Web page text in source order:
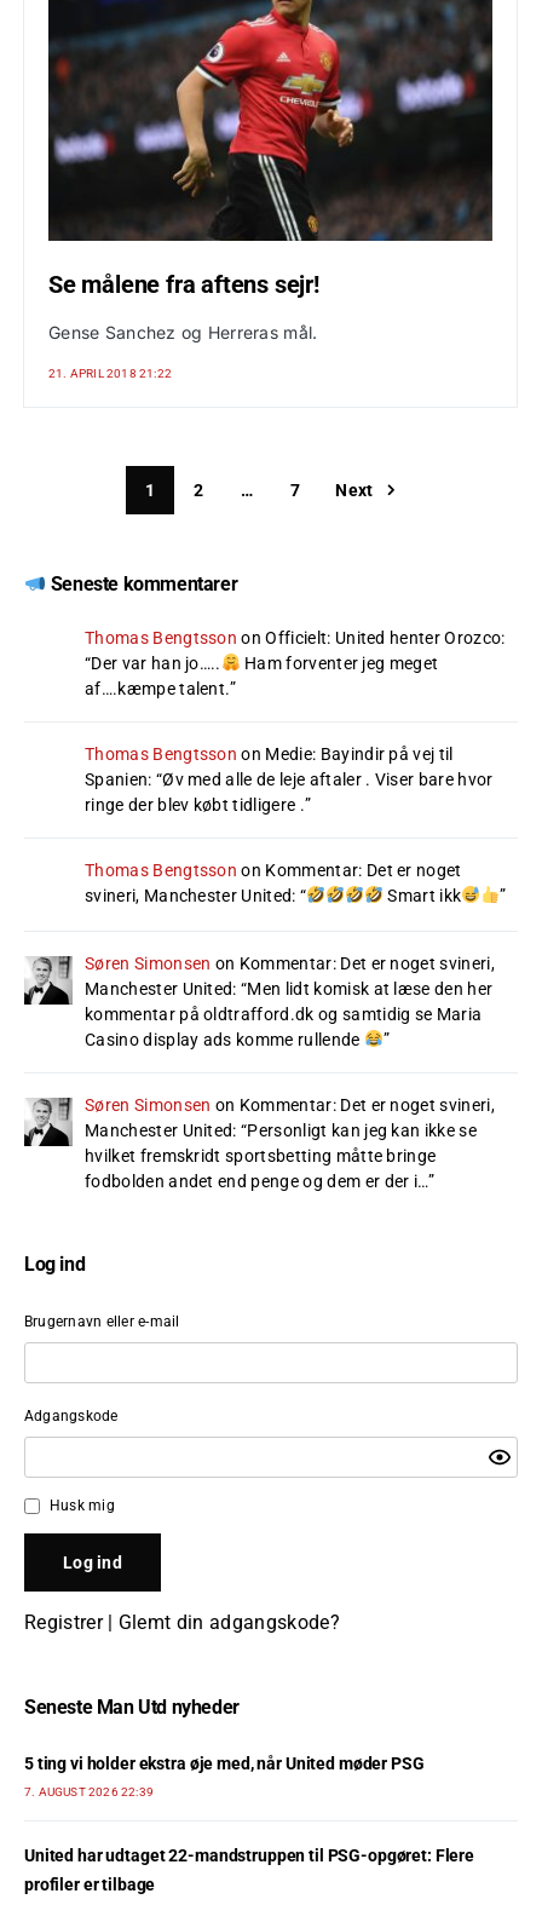
Se målene fra aftens sejr!
Gense Sanchez og Herreras mål.
21. APRIL 2018 21:22
1 2 … 7 Next
Seneste kommentarer
Thomas Bengtsson onOfficielt: United henter Orozco:
“Der var han jo…..
Ham forventer jeg meget
af….kæmpe talent.”
Thomas Bengtsson on Medie: Bayindir på vej til
Spanien: “Øv med alle de leje aftaler . Viser bare hvor
ringe der blev købt tidligere .”
Thomas Bengtsson on Kommentar: Det er noget
svineri, Manchester United: “ Smart ikk ”
Søren Simonsen on Kommentar: Det er noget svineri,
Manchester United: “Men lidt komisk at læse den her
kommentar på oldtrafford.dk og samtidig se Maria
Casino display ads komme rullende
”
Søren Simonsen on Kommentar: Det er noget svineri,
Manchester United: “Personligt kan jeg kan ikke se
hvilket fremskridt sportsbetting måtte bringe
fodbolden andet end penge og dem er der i…”
Log ind
Brugernavn eller e-mail
Adgangskode
Husk mig
Registrer| Glemt din adgangskode?
Seneste Man Utd nyheder
5 ting vi holder ekstra øje med, når United møder PSG
7. AUGUST 2026 22:39
United har udtaget 22-mandstruppen til PSG-opgøret: Flere
profiler er tilbage